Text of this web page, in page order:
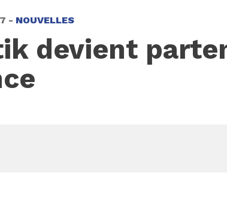
- NOUVELLES
devient